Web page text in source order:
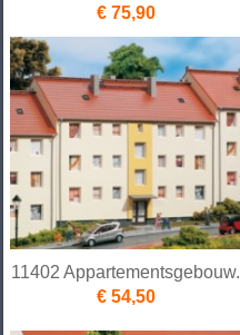
€ 75,90
11402 Appartementsgebouw.
€ 54,50